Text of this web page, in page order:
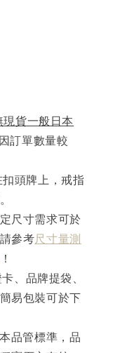
現貨一般日本
訂單數量較
頭牌上，戒指
尺寸需求可於
參考尺寸量測
！
、品牌提袋、
易包裝可於下
品管標準，品